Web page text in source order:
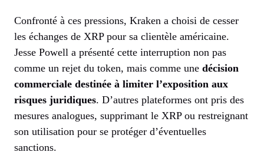
Confronté à ces pressions, Kraken a choisi de cesser
les échanges de XRP pour sa clientèle américaine.
Jesse Powell a présenté cette interruption non pas
comme un rejet du token, mais comme une décision
commerciale destinée à limiter l’exposition aux
risques juridiques. D’autres plateformes ont pris des
mesures analogues, supprimant le XRP ou restreignant
son utilisation pour se protéger d’éventuelles
sanctions.